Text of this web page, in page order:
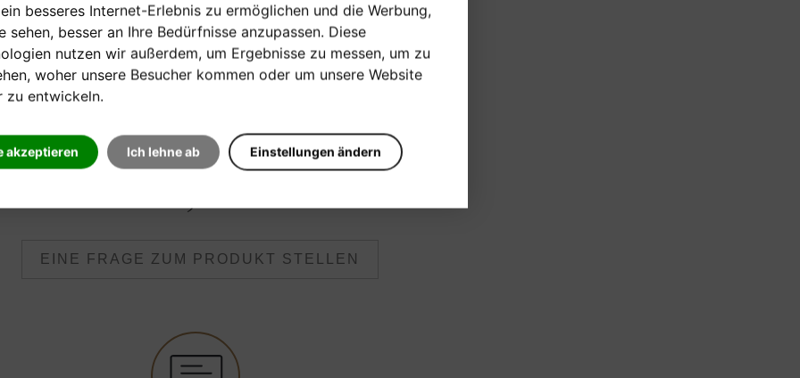
besseres Internet-Erlebnis zu ermöglichen und die Werbung,
sehen, besser an Ihre Bedürfnisse anzupassen. Diese
nutzen wir außerdem, um Ergebnisse zu messen, um zu
woher unsere Besucher kommen oder um unsere Website
zu entwickeln.
akzeptieren Ich lehne ab Einstellungen ändern
Holzschuh Verlag
Verkaufspreis:
EINE FRAGE ZUM PRODUKT STELLEN